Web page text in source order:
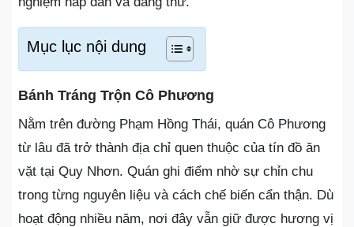
Mục lục nội dung
Bánh Tráng Trộn Cô Phương
Nằm trên đường Phạm Hồng Thái, quán Cô Phương
từ lâu đã trở thành địa chỉ quen thuộc của tín đồ ăn
vặt tại Quy Nhơn. Quán ghi điểm nhờ sự chỉn chu
trong từng nguyên liệu và cách chế biến cẩn thận. Dù
hoạt động nhiều năm, nơi đây vẫn giữ được hương vị